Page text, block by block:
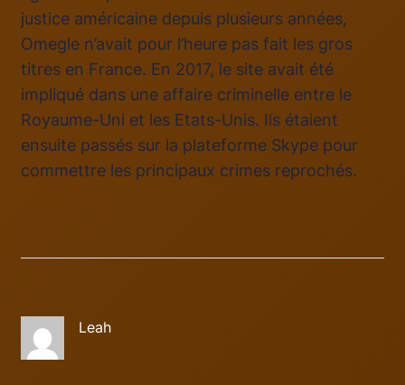
justice américaine depuis plusieurs années,
Omegle n’avait pour l’heure pas fait les gros
titres en France. En 2017, le site avait été
impliqué dans une affaire criminelle entre le
Royaume-Uni et les Etats-Unis. Ils étaient
ensuite passés sur la plateforme Skype pour
commettre les principaux crimes reprochés.
Leah